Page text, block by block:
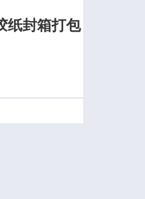
纸封箱打包